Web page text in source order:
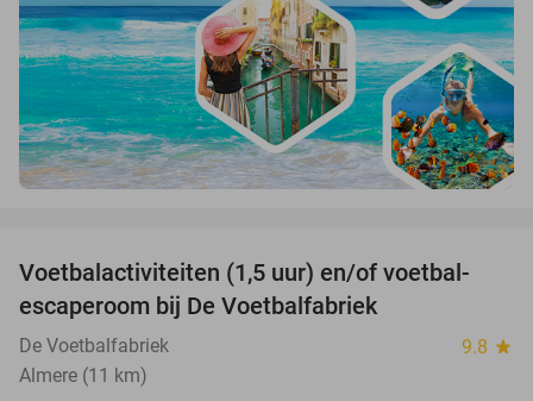
31%
Voetbalactiviteiten (1,5 uur) en/of voetbal-
escaperoom bij De Voetbalfabriek
De Voetbalfabriek 9.8 star
Almere (11 km)